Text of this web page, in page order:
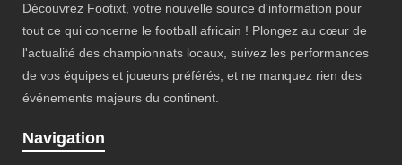
Découvrez Footixt, votre nouvelle source d'information pour
tout ce qui concerne le football africain ! Plongez au cœur de
l'actualité des championnats locaux, suivez les performances
de vos équipes et joueurs préférés, et ne manquez rien des
événements majeurs du continent.
Navigation